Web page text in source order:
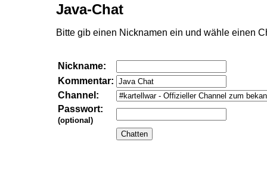
Java-Chat
Bitte gib einen Nicknamen ein und wähle einen
Nickname:
Kommentar:
Channel:
Passwort:
(optional)